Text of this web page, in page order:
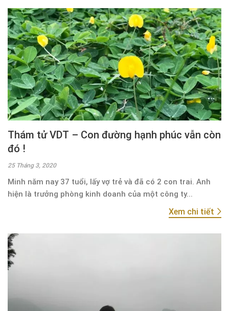
Thám tử VDT – Con đường hạnh phúc vẫn còn
đó !
25 Tháng 3, 2020
Minh năm nay 37 tuổi, lấy vợ trẻ và đã có 2 con trai. Anh
hiện là trưởng phòng kinh doanh của một công ty...
Xem chi tiết